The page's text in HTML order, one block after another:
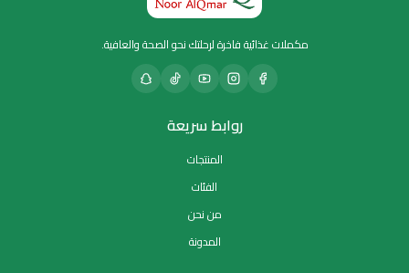
مكملات غذائية فاخرة لرحلتك نحو الصحة والعافية.
روابط سريعة
المنتجات
الفئات
من نحن
المدونة